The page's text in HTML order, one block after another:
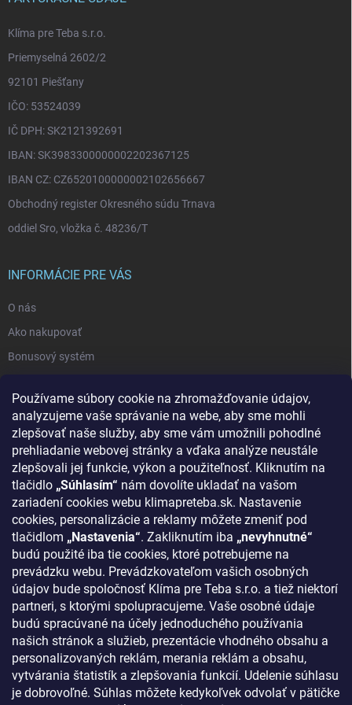
Používame súbory cookie na zhromažďovanie údajov,
analyzujeme vaše správanie na webe, aby sme mohli
zlepšovať naše služby, aby sme vám umožnili pohodlné
prehliadanie webovej stránky a vďaka analýze neustále
zlepšovali jej funkcie, výkon a použiteľnosť. Kliknutím na
tlačidlo „Súhlasím“ nám dovolíte ukladať na vašom
zariadení cookies webu klimapreteba.sk. Nastavenie
cookies, personalizácie a reklamy môžete zmeniť pod
tlačidlom „Nastavenia“. Zakliknutím iba „nevyhnutné“
budú použité iba tie cookies, ktoré potrebujeme na
prevádzku webu. Prevádzkovateľom vašich osobných
údajov bude spoločnosť Klíma pre Teba s.r.o. a tiež niektorí
partneri, s ktorými spolupracujeme. Vaše osobné údaje
budú spracúvané na účely jednoduchého používania
našich stránok a služieb, prezentácie vhodného obsahu a
personalizovaných reklám, merania reklám a obsahu,
vytvárania štatistík a zlepšovania funkcií. Udelenie súhlasu
je dobrovoľné. Súhlas môžete kedykoľvek odvolať v pätičke
Klíma pre Teba s.r.o.
Priemyselná 2602/2
92101 Piešťany
IČO: 53524039
IČ DPH: SK2121392691
IBAN: SK3983300000002202367125
IBAN CZ: CZ6520100000002102656667
Obchodný register Okresného súdu Trnava
oddiel Sro, vložka č. 48236/T
INFORMÁCIE PRE VÁS
O nás
Ako nakupovať
Bonusový systém
Blog - najnovšie články
Obchodné podmienky
Podmienky ochrany osobných údajov
Odstúpenie od zmluvy
Kontakty
KONTAKT
klima@klimapreteba.sk
0907 044 080
https://www.facebook.com/klimapreteba.sk
klimapreteba